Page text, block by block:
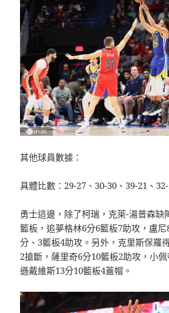
其他球員數據：
具體比數：29-27、30-30、39-21、
勇士這邊，除了柯瑞，克萊-湯普森缺
籃板，追夢格林6分6籃板7助攻，盧
分、3籃板4助攻。另外，克里斯保羅
2搶斷，薩里奇6分10籃板2助攻，小
遜戴維斯13分10籃板4蓋帽。